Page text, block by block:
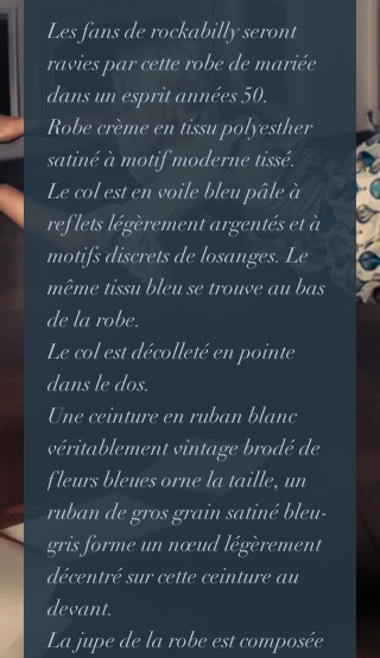
Les fans de rockabilly seront
ravies par cette robe de mariée
dans un esprit années 50.
Robe crème en tissu polyesther
satiné à motif moderne tissé.
Le col est en voile bleu pâle à
reflets légèrement argentés et à
motifs discrets de losanges. Le
même tissu bleu se trouve au bas
de la robe.
Le col est décolleté en pointe
dans le dos.
Une ceinture en ruban blanc
véritablement vintage brodé de
fleurs bleues orne la taille, un
ruban de gros grain satiné bleu-
gris forme un nœud légèrement
décentré sur cette ceinture au
devant.
La jupe de la robe est composée